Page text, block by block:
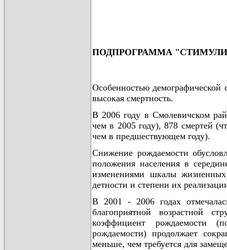
ПОДПРОГРАММА
Особенностью демографической
высокая смертность.
В 2006 году в Смолевичском
чем в 2005 году), 878 смертей
чем в предшествующем году).
Снижение рождаемости
положения населения в
изменениями шкалы
детности и степени их
В 2001 - 2006 годах
благоприятной возрастной
коэффициент рождаемости
рождаемости) продолжает
меньше, чем требуется для